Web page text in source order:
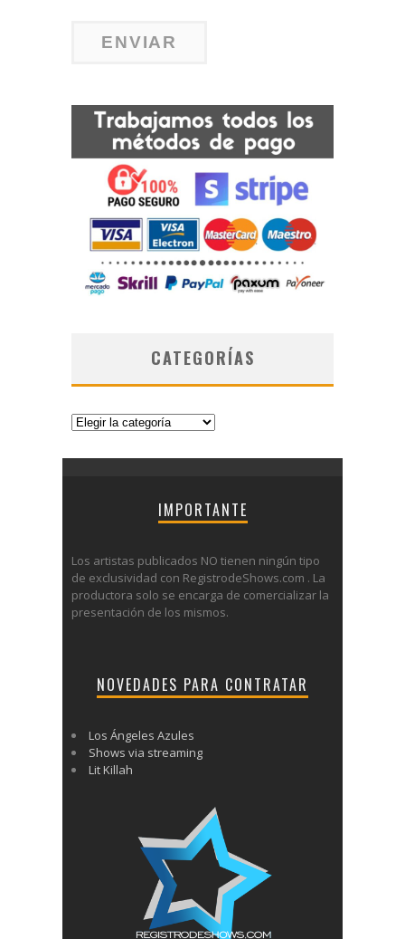
CATEGORÍAS
Categorías
IMPORTANTE
Los artistas publicados NO tienen ningún tipo
de exclusividad con RegistrodeShows.com . La
productora solo se encarga de comercializar la
presentación de los mismos.
NOVEDADES PARA CONTRATAR
Los Ángeles Azules
Shows via streaming
Lit Killah